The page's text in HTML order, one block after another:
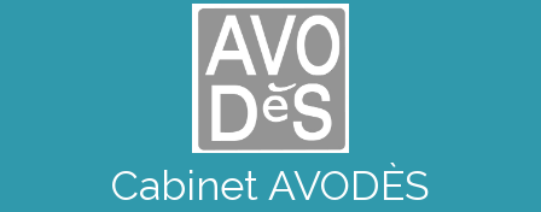
Cabinet AVODÈS